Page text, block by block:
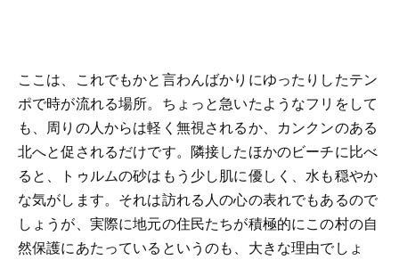
ここは、これでもかと言わんばかりにゆったりしたテン
ポで時が流れる場所。ちょっと急いたようなフリをして
も、周りの人からは軽く無視されるか、カンクンのある
北へと促されるだけです。隣接したほかのビーチに比べ
ると、トゥルムの砂はもう少し肌に優しく、水も穏やか
な気がします。それは訪れる人の心の表れでもあるので
しょうが、実際に地元の住民たちが積極的にこの村の自
然保護にあたっているというのも、大きな理由でしょ